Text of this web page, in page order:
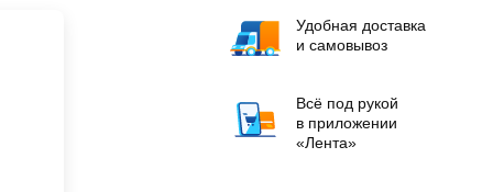
Удобная доставка
и самовывоз
Всё под рукой
в приложении
«Лента»